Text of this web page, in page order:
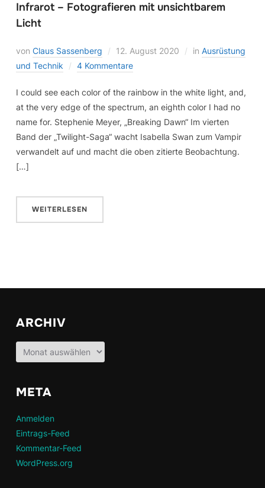
Infrarot – Fotografieren mit unsichtbarem
Licht
von Claus Sassenberg 12. August 2020 in Ausrüstung
und Technik
4 Kommentare
I could see each color of the rainbow in the white light, and,
at the very edge of the spectrum, an eighth color I had no
name for. Stephenie Meyer, „Breaking Dawn“ Im vierten
Band der „Twilight-Saga“ wacht Isabella Swan zum Vampir
verwandelt auf und macht die oben zitierte Beobachtung.
[…]
WEITERLESEN
ARCHIV
Archiv
META
Anmelden
Eintrags-Feed
Kommentar-Feed
WordPress.org